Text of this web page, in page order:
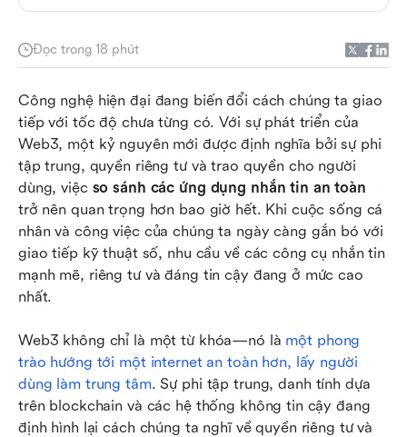
Đọc trong 18 phút
Công nghệ hiện đại đang biến đổi cách chúng ta giao
tiếp với tốc độ chưa từng có. Với sự phát triển của
Web3, một kỷ nguyên mới được định nghĩa bởi sự phi
tập trung, quyền riêng tư và trao quyền cho người
dùng, việc so sánh các ứng dụng nhắn tin an toàn
trở nên quan trọng hơn bao giờ hết. Khi cuộc sống cá
nhân và công việc của chúng ta ngày càng gắn bó với
giao tiếp kỹ thuật số, nhu cầu về các công cụ nhắn tin
mạnh mẽ, riêng tư và đáng tin cậy đang ở mức cao
nhất.
Web3 không chỉ là một từ khóa—nó là một phong
trào hướng tới một internet an toàn hơn, lấy người
dùng làm trung tâm. Sự phi tập trung, danh tính dựa
trên blockchain và các hệ thống không tin cậy đang
định hình lại cách chúng ta nghĩ về quyền riêng tư và
giao tiếp an toàn
nhất cho các nhu cầu khác nhau
10 ứng dụng nhắn tin bảo mật tốt nhất: Đánh
giá và so sánh toàn diện
Làm thế nào để chọn một ứng dụng nhắn tin an
toàn
Tại sao Lark là ứng dụng nhắn tin bảo mật tốt
nhất trong kỷ nguyên Web3
Những câu hỏi thường gặp
Kết luận
Đọc thêm